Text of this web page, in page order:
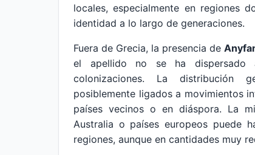
locales, especialmente en regiones
identidad a lo largo de generaciones.
Fuera de Grecia, la presencia de
el apellido no se ha dispersado
colonizaciones. La distribución
posiblemente ligados a movimientos
países vecinos o en diáspora. La
Australia o países europeos puede
regiones, aunque en cantidades muy